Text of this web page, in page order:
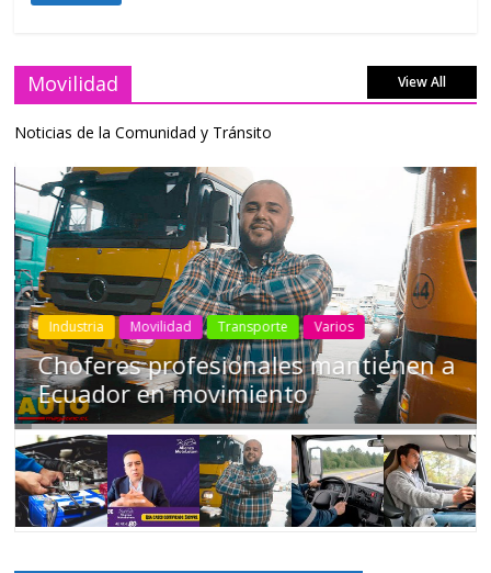
Movilidad View All
Noticias de la Comunidad y Tránsito
Industria Movilidad Transporte Varios
Choferes profesionales mantienen a
Ecuador en movimiento